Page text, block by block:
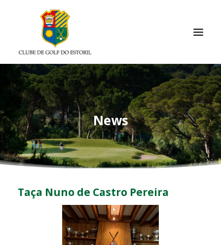
HOMEPAGE
CLUB
MEMBERS/RESULTS
TOURNAMENTS
ACADEMY
USEFUL LINKS
News
Taça Nuno de Castro Pereira